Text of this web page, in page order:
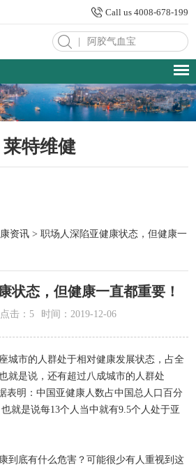
Call us 4008-678-199
莱特维健
资讯 > 职场人深陷亚健康状态，但健康一
状态，但健康一直都重要！
点击：5 时间：2019-12-06
市的人群处于相对健康发展状态，占全
就是说，还有超过八成城市的人群处
表明：中国亚健康人数占中国总人口百分
就是说每13个人当中就有9.5个人处于亚
底有什么危害？可能很少有人重视到这